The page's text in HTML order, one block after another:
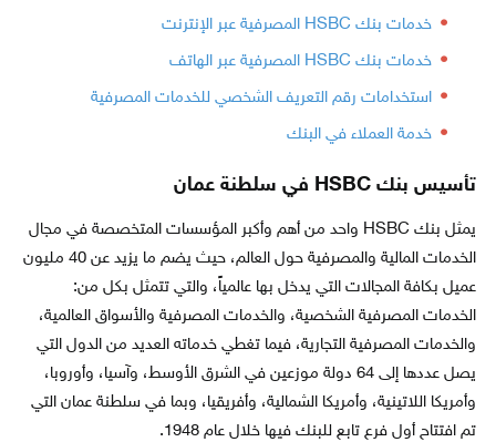
خدمات بنك HSBC المصرفية عبر الإنترنت
خدمات بنك HSBC المصرفية عبر الهاتف
استخدامات رقم التعريف الشخصي للخدمات المصرفية
خدمة العملاء في البنك
تأسيس بنك HSBC في سلطنة عمان
يمثل بنك HSBC واحد من أهم وأكبر المؤسسات المتخصصة في مجال
الخدمات المالية والمصرفية حول العالم، حيث يضم ما يزيد عن 40 مليون
عميل بكافة المجالات التي يدخل بها عالمياً، والتي تتمثل بكل من:
الخدمات المصرفية الشخصية، والخدمات المصرفية والأسواق العالمية،
والخدمات المصرفية التجارية، فيما تغطي خدماته العديد من الدول التي
يصل عددها إلى 64 دولة موزعين في الشرق الأوسط، وآسيا، وأوروبا،
وأمريكا اللاتينية، وأمريكا الشمالية، وأفريقيا، وبما في سلطنة عمان التي
تم افتتاح أول فرع تابع للبنك فيها خلال عام 1948.